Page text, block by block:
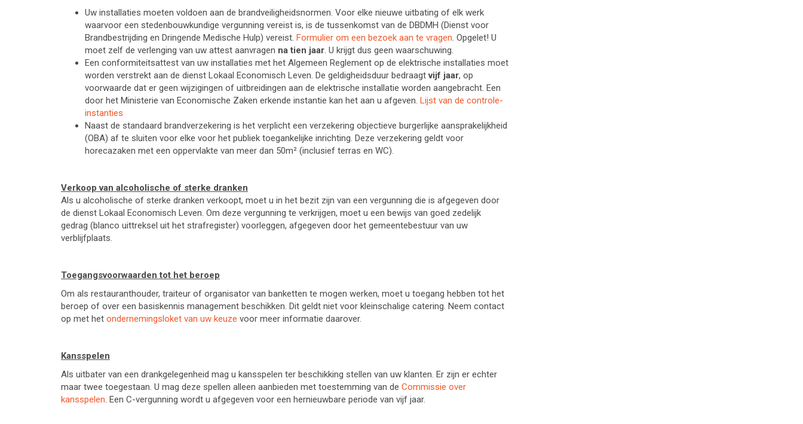
Uw installaties moeten voldoen aan de brandveiligheidsnormen. Voor elke nieuwe uitbating of elk werk
waarvoor een stedenbouwkundige vergunning vereist is, is de tussenkomst van de DBDMH (Dienst voor
Brandbestrijding en Dringende Medische Hulp) vereist. Formulier om een bezoek aan te vragen. Opgelet! U
moet zelf de verlenging van uw attest aanvragen na tien jaar. U krijgt dus geen waarschuwing.
Een conformiteitsattest van uw installaties met het Algemeen Reglement op de elektrische installaties moet
worden verstrekt aan de dienst Lokaal Economisch Leven. De geldigheidsduur bedraagtvijf jaar, op
voorwaarde dat er geen wijzigingen of uitbreidingen aan de elektrische installatie worden aangebracht. Een
door het Ministerie van Economische Zaken erkende instantie kan het aan u afgeven. Lijst van de controle-
instanties
Naast de standaard brandverzekering is het verplicht een verzekering objectieve burgerlijke aansprakelijkheid
(OBA) af te sluiten voor elke voor het publiek toegankelijke inrichting. Deze verzekering geldt voor
horecazaken met een oppervlakte van meer dan 50m² (inclusief terras en WC).
Verkoopvan alcoholische of sterke dranken
Als u alcoholische of sterke dranken verkoopt, moet u in het bezit zijn van een vergunning die is afgegeven door
de dienst Lokaal Economisch Leven. Om deze vergunning te verkrijgen, moet u een bewijs van goed zedelijk
gedrag (blanco uittreksel uit het strafregister) voorleggen, afgegeven door het gemeentebestuur van uw
verblijfplaats.
Toegangsvoorwaarden tot het beroep
Om als restauranthouder, traiteur of organisator van banketten te mogen werken, moet u toegang hebben tot het
beroep of over een basiskennis management beschikken. Dit geldt niet voor kleinschalige catering. Neem contact
op met het ondernemingsloket van uw keuze voor meer informatie daarover.
Kansspelen
Als uitbater van een drankgelegenheid mag u kansspelen ter beschikking stellen van uw klanten. Er zijn er echter
maar twee toegestaan. U mag deze spellen alleen aanbieden met toestemming van de Commissie over
kansspelen. Een C-vergunning wordt u afgegeven voor een hernieuwbare periode van vijf jaar.